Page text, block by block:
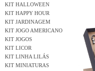
KIT HALLOWEEN
KIT HAPPY HOUR
KIT JARDINAGEM
KIT JOGO AMERICANO
KIT JOGOS
KIT LICOR
KIT LINHA LILÁS
KIT MINIATURAS